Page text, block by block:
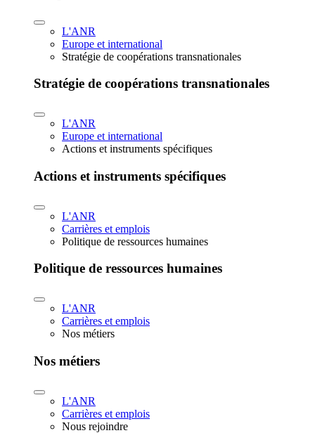
L'ANR
Europe et international
Stratégie de coopérations transnationales
Stratégie de coopérations transnationales
L'ANR
Europe et international
Actions et instruments spécifiques
Actions et instruments spécifiques
L'ANR
Carrières et emplois
Politique de ressources humaines
Politique de ressources humaines
L'ANR
Carrières et emplois
Nos métiers
Nos métiers
L'ANR
Carrières et emplois
Nous rejoindre